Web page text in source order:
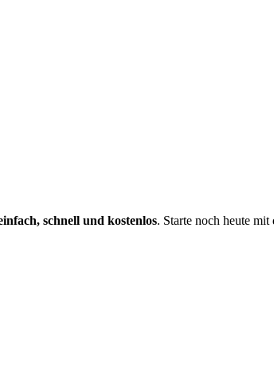
schnell und kostenlos. Starte noch heute mit